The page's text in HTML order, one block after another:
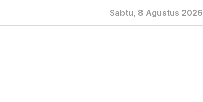
Sabtu, 8 Agustus 2026